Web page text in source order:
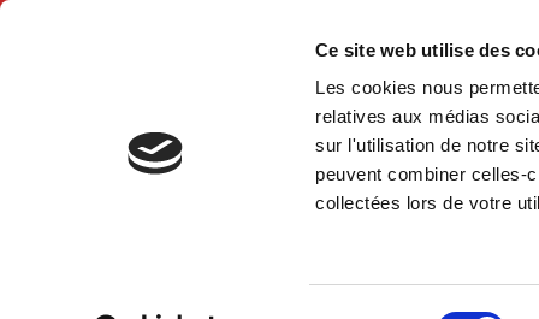
Ce site web utilise des
Les cookies nous
relatives aux médias
sur l'utilisation de notre
peuvent combiner celles-
collectées lors de votre
Accueil Économie de l'après-croissance